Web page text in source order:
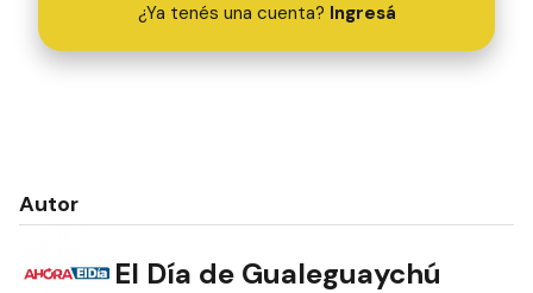
¿Ya tenés una cuenta? Ingresá
Autor
El Día de Gualeguaychú